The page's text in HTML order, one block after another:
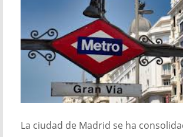
La ciudad de Madrid se ha